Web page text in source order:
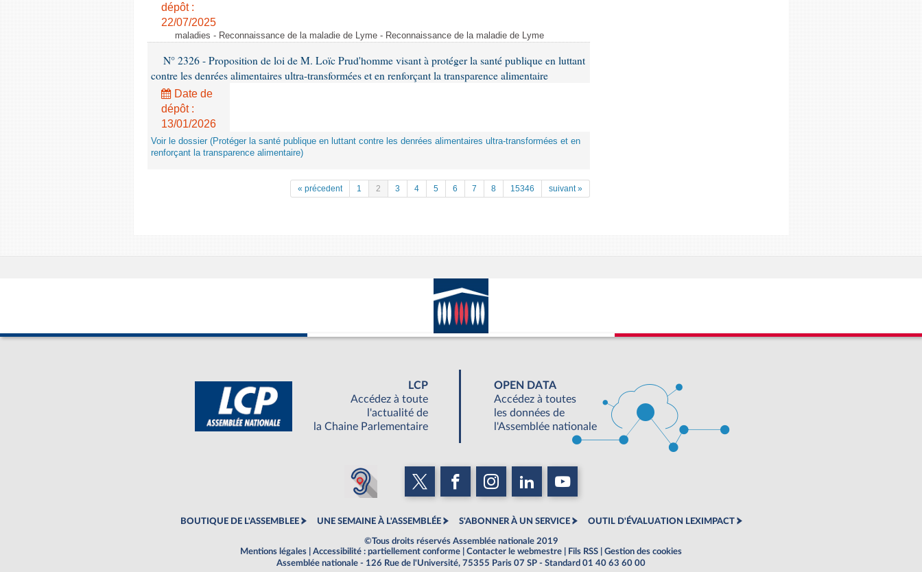
dépôt :
22/07/2025
maladies - Reconnaissance de la maladie de Lyme - Reconnaissance de la maladie de Lyme
N° 2326 - Proposition de loi de M. Loïc Prud'homme visant à protéger la santé publique en luttant
contre les denrées alimentaires ultra-transformées et en renforçant la transparence alimentaire
Date de
dépôt :
13/01/2026
Voir le dossier (Protéger la santé publique en luttant contre les denrées alimentaires ultra-transformées et en
renforçant la transparence alimentaire)
« précedent 1 2 3 4 5 6 7 8 15346 suivant »
LCP
Accédez à toute
l'actualité de
la Chaine Parlementaire
OPEN DATA
Accédez à toutes
les données de
l'Assemblée nationale
BOUTIQUE DE L'ASSEMBLEE UNE SEMAINE À L'ASSEMBLÉE S'ABONNER À UN SERVICE OUTIL D'ÉVALUATION LEXIMPACT
©Tous droits réservés Assemblée nationale 2019
Mentions légales
Accessibilité : partiellement conforme Contacter le webmestre Fils RSS
Gestion des cookies
Assemblée nationale - 126 Rue de l'Université, 75355 Paris 07 SP - Standard 01 40 63 60 00